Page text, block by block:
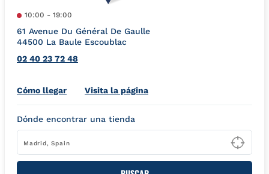
10:00 - 19:00
61 Avenue Du Général De Gaulle
44500 La Baule Escoublac
02 40 23 72 48
Cómo llegarLink Opens in New Tab
Visita la página
Dónde encontrar una tienda